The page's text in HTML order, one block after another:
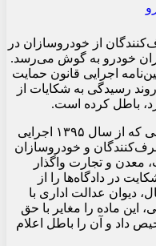
از خودروسازان در
خودرو به گوش می‌رسد.
عدالت اداری به‌تازگی ماده ۲۹ آیین‌نامه اجرایی قانون حمایت
رسیدگی به شکایات از
باطل کرده است.
، این ماده قانونی که از سال ۱۳۹۵ اجرایی
و خودروسازان
معدن و تجارت واگذار
در دادگاه‌ها را از
دیوان عدالت اداری با
قانون اساسی، این ماده را مغایر با حق
داد و آن را باطل اعلام